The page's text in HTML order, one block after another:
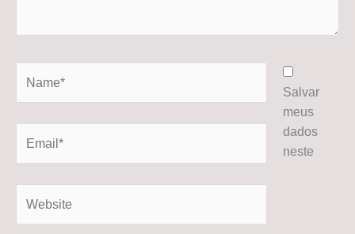
Salvar
meus
dados
neste